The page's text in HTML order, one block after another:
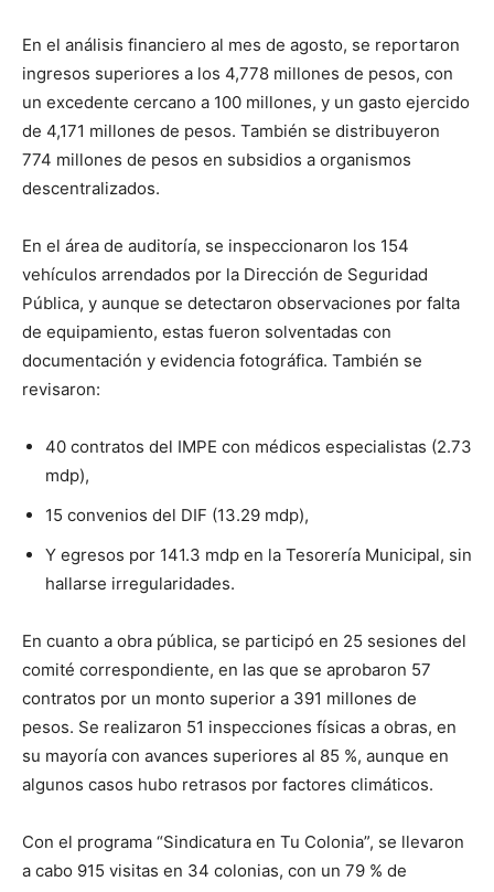
En el análisis financiero al mes de agosto, se reportaron
ingresos superiores a los 4,778 millones de pesos, con
un excedente cercano a 100 millones, y un gasto ejercido
de 4,171 millones de pesos. También se distribuyeron
774 millones de pesos en subsidios a organismos
descentralizados.
En el área de auditoría, se inspeccionaron los 154
vehículos arrendados por la Dirección de Seguridad
Pública, y aunque se detectaron observaciones por falta
de equipamiento, estas fueron solventadas con
documentación y evidencia fotográfica. También se
revisaron:
40 contratos del IMPE con médicos especialistas (2.73
mdp),
15 convenios del DIF (13.29 mdp),
Y egresos por 141.3 mdp en la Tesorería Municipal, sin
hallarse irregularidades.
En cuanto a obra pública, se participó en 25 sesiones del
comité correspondiente, en las que se aprobaron 57
contratos por un monto superior a 391 millones de
pesos. Se realizaron 51 inspecciones físicas a obras, en
su mayoría con avances superiores al 85 %, aunque en
algunos casos hubo retrasos por factores climáticos.
Con el programa “Sindicatura en Tu Colonia”, se llevaron
a cabo 915 visitas en 34 colonias, con un 79 % de